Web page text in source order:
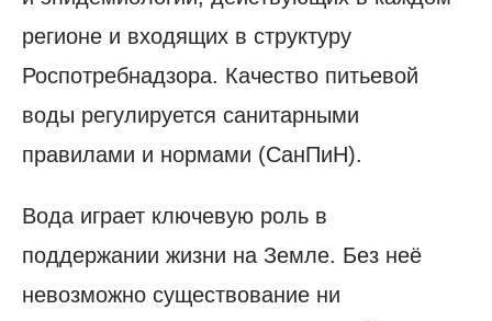
регионе и входящих в структуру
Роспотребнадзора. Качество питьевой
воды регулируется санитарными
правилами и нормами (СанПиН).
Вода играет ключевую роль в
поддержании жизни на Земле. Без неё
невозможно существование ни